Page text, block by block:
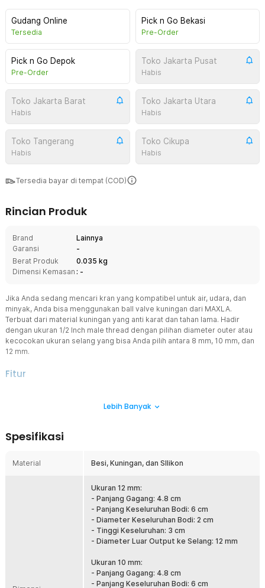
Gudang Online
Tersedia
Pick n Go Bekasi
Pre-Order
Pick n Go Depok
Pre-Order
Toko Jakarta Pusat
Habis
Toko Jakarta Barat
Habis
Toko Jakarta Utara
Habis
Toko Tangerang
Habis
Toko Cikupa
Habis
Tersedia bayar di tempat (COD)
Rincian Produk
Brand
Lainnya
Garansi
-
Berat Produk
0.035 kg
Dimensi Kemasan : -
Jika Anda sedang mencari kran yang kompatibel untuk air, udara, dan
minyak, Anda bisa menggunakan ball valve kuningan dari MAXLA.
Terbuat dari material kuningan yang anti karat dan tahan lama. Hadir
dengan ukuran 1/2 Inch male thread dengan pilihan diameter outer atau
kecocokan ukuran selang yang bisa Anda pilih antara 8 mm, 10 mm, dan
12 mm.
Fitur
Berbeda dengan kran berbahan plastik atau besi yang rentan
Finishing gold tone mencerminkan densitas material yang menjamin
atau terpapar cairan secara terus-menerus.
Kran dengan resistansi tinggi bisa menghambat laju aliran dan
menurunkan efisiensi sistem secara keseluruhan. Ball valve
kuningan ini dirancang dengan small fluid resistance, artinya aliran
media berjalan lancar dan optimal saat valve terbuka penuh. Sistem
ball valve memberikan seal yang rapat saat posisi tertutup,
mencegah kebocoran dan memastikan kontrol aliran yang presisi
Instalasi di ruang sempit sering terhambat oleh fitting yang hanya
Lebih Banyak
Spesifikasi
Material Besi, Kuningan, dan SIlikon
Ukuran 12 mm:
- Panjang Gagang: 4.8 cm
- Panjang Keseluruhan Bodi: 6 cm
- Diameter Keseluruhan Bodi: 2 cm
- Tinggi Keseluruhan: 3 cm
- Diameter Luar Output ke Selang: 12 mm
Ukuran 10 mm:
- Panjang Gagang: 4.8 cm
- Panjang Keseluruhan Bodi: 6 cm